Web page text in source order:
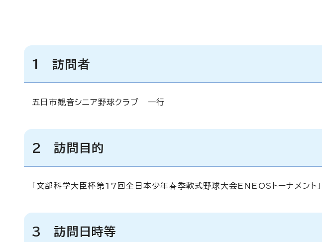
1 訪問者
五日市観音シニア野球クラブ 一行
2 訪問目的
「文部科学大臣杯第17回全日本少年春季軟式野球大会ENEOSトーナメント
3 訪問日時等